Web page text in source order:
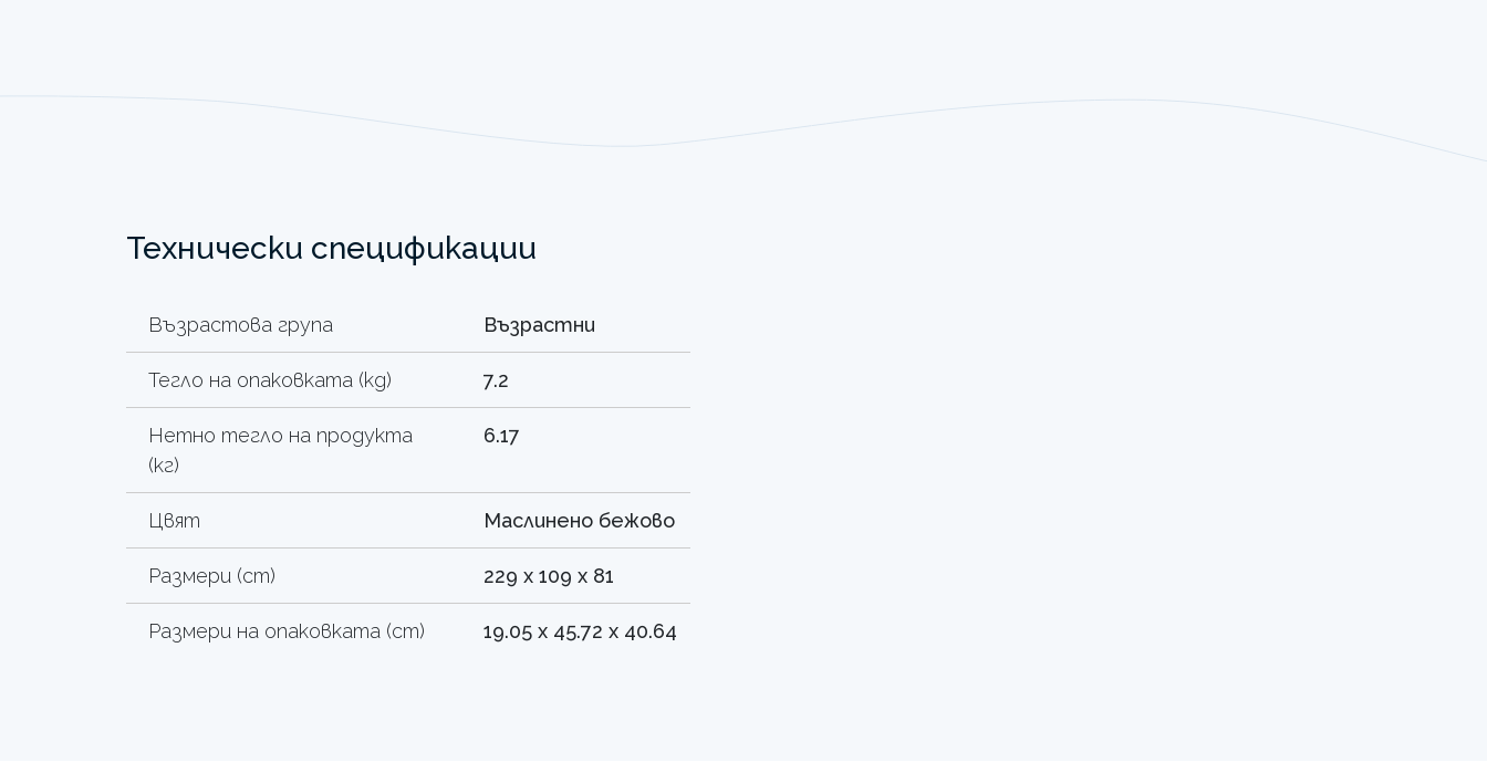
Технически спецификации
Възрастова група Възрастни
Тегло на опаковката (kg) 7.2
Нетно тегло на продукта
(кг)
6.17
Цвят Маслинено бежово
Размери (cm) 229 x 109 x 81
Размери на опаковката (cm) 19.05 x 45.72 x 40.64